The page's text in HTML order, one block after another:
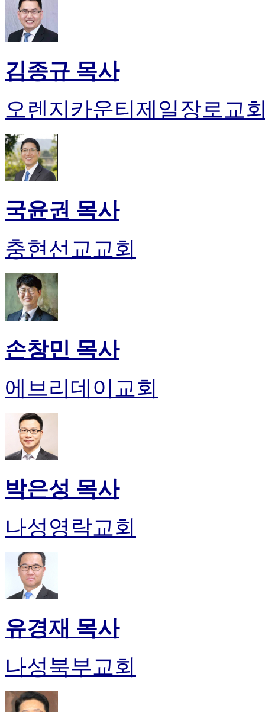
김종규 목사
오렌지카운티제일장로교
국윤권 목사
충현선교교회
손창민 목사
에브리데이교회
박은성 목사
나성영락교회
유경재 목사
나성북부교회